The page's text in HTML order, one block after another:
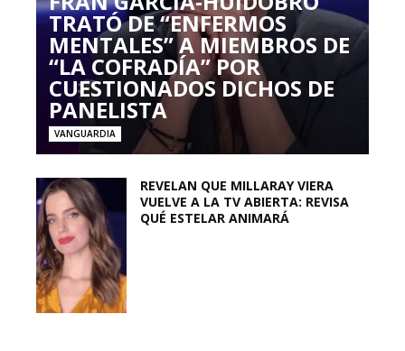
TRATÓ DE “ENFERMOS
MENTALES” A MIEMBROS DE
“LA COFRADÍA” POR
CUESTIONADOS DICHOS DE
PANELISTA
VANGUARDIA
REVELAN QUE MILLARAY VIERA
VUELVE A LA TV ABIERTA: REVISA
QUÉ ESTELAR ANIMARÁ